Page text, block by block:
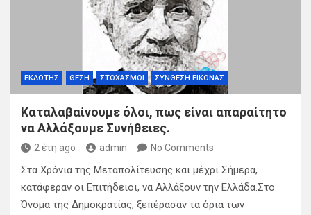
ΕΚΔΌΤΗΣ ΘΈΣΗ ΣΤΟΧΑΣΜΟΊ ΣΎΝΘΕΣΗ ΕΙΚΌΝΑΣ
Καταλαβαίνουμε όλοι, πως είναι απαραίτητο
να Αλλάξουμε Συνήθειες.
2 έτη ago admin No Comments
Στα Χρόνια της Μεταπολίτευσης και μέχρι Σήμερα,
κατάφεραν οι Επιτήδειοι, να Αλλάξουν την Ελλάδα.Στο
Όνομα της Δημοκρατίας, ξεπέρασαν τα όρια των